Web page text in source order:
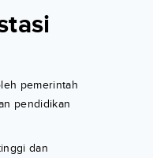
pemerintah
pendidikan
dan